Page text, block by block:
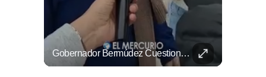
Gobernador Bermúdez Cuestiona La Falta De Una Ordenanza De Control En Cuenca